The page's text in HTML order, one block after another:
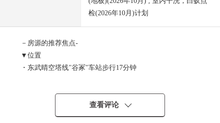
检(2026年10月)计划
－房源的推荐焦点-
▼位置
・东武晴空塔线"谷冢"车站步行17分钟
・约20张塌塌米家族聚集的LDK
・水周围被汇集，家务流迹线良好
查看评论